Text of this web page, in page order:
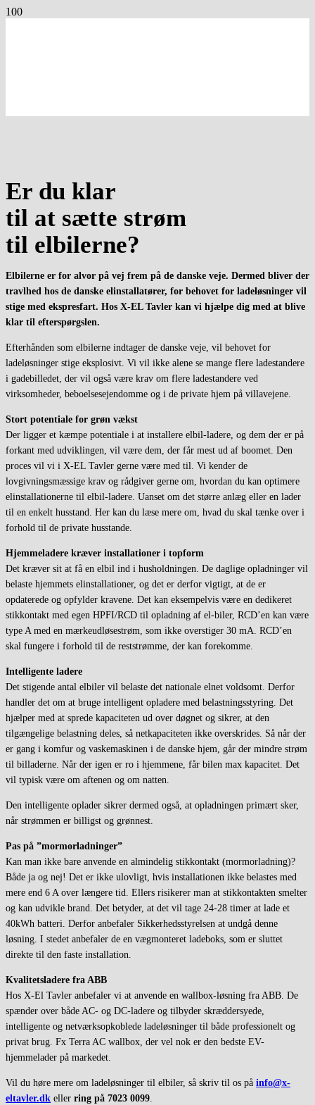
Er du klar
til at sætte strøm
til elbilerne?
Elbilerne er for alvor på vej frem på de danske veje. Dermed bliver der
travlhed hos de danske elinstallatører, for behovet for ladeløsninger vil
stige med ekspresfart. Hos X-EL Tavler kan vi hjælpe dig med at blive
klar til efterspørgslen.
Efterhånden som elbilerne indtager de danske veje, vil behovet for
ladeløsninger stige eksplosivt. Vi vil ikke alene se mange flere ladestandere
i gadebilledet, der vil også være krav om flere ladestandere ved
virksomheder, beboelsesejendomme og i de private hjem på villavejene.
Stort potentiale for grøn vækst
Der ligger et kæmpe potentiale i at installere elbil-ladere, og dem der er på
forkant med udviklingen, vil være dem, der får mest ud af boomet. Den
proces vil vi i X-EL Tavler gerne være med til. Vi kender de
lovgivningsmæssige krav og rådgiver gerne om, hvordan du kan optimere
elinstallationerne til elbil-ladere. Uanset om det større anlæg eller en lader
til en enkelt husstand. Her kan du læse mere om, hvad du skal tænke over i
forhold til de private husstande.
Hjemmeladere kræver installationer i topform
Det kræver sit at få en elbil ind i husholdningen. De daglige opladninger vil
belaste hjemmets elinstallationer, og det er derfor vigtigt, at de er
opdaterede og opfylder kravene. Det kan eksempelvis være en dedikeret
stikkontakt med egen HPFI/RCD til opladning af el-biler, RCD’en kan være
type A med en mærkeudløsestrøm, som ikke overstiger 30 mA. RCD’en
skal fungere i forhold til de reststrømme, der kan forekomme.
Intelligente ladere
Det stigende antal elbiler vil belaste det nationale elnet voldsomt. Derfor
handler det om at bruge intelligent opladere med belastningsstyring. Det
hjælper med at sprede kapaciteten ud over døgnet og sikrer, at den
tilgængelige belastning deles, så netkapaciteten ikke overskrides. Så når der
er gang i komfur og vaskemaskinen i de danske hjem, går der mindre strøm
til billaderne. Når der igen er ro i hjemmene, får bilen max kapacitet. Det
vil typisk være om aftenen og om natten.
Den intelligente oplader sikrer dermed også, at opladningen primært sker,
når strømmen er billigst og grønnest.
Pas på ”mormorladninger”
Kan man ikke bare anvende en almindelig stikkontakt (mormorladning)?
Både ja og nej! Det er ikke ulovligt, hvis installationen ikke belastes med
mere end 6 A over længere tid. Ellers risikerer man at stikkontakten smelter
og kan udvikle brand. Det betyder, at det vil tage 24-28 timer at lade et
40kWh batteri. Derfor anbefaler Sikkerhedsstyrelsen at undgå denne
løsning. I stedet anbefaler de en vægmonteret ladeboks, som er sluttet
direkte til den faste installation.
Kvalitetsladere fra ABB
Hos X-El Tavler anbefaler vi at anvende en wallbox-løsning fra ABB. De
spænder over både AC- og DC-ladere og tilbyder skræddersyede,
intelligente og netværksopkoblede ladeløsninger til både professionelt og
privat brug. Fx Terra AC wallbox, der vel nok er den bedste EV-
hjemmelader på markedet.
Vil du høre mere om ladeløsninger til elbiler, så skriv til os på info@x-
eltavler.dk eller ring på 7023 0099.